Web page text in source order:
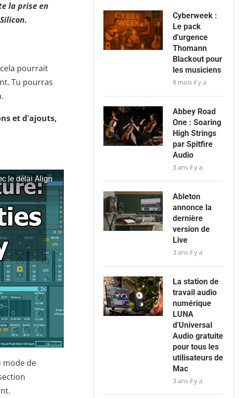
la prise en
pourrait
Tu pourras
et d'ajouts,
le délai Align
mode de
Cyberweek :
Le pack
d'urgence
Thomann
Blackout pour
les musiciens
8 mois il y a
Abbey Road
One : Soaring
High Strings
par Spitfire
Audio
3 ans il y a
Ableton
annonce la
dernière
version de
Live
3 ans il y a
La station de
travail audio
numérique
LUNA
d'Universal
Audio gratuite
pour tous les
utilisateurs de
Mac
3 ans il y a